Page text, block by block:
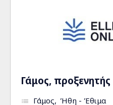
Γάμος,
Γάμος Ήθη - Έθιμα